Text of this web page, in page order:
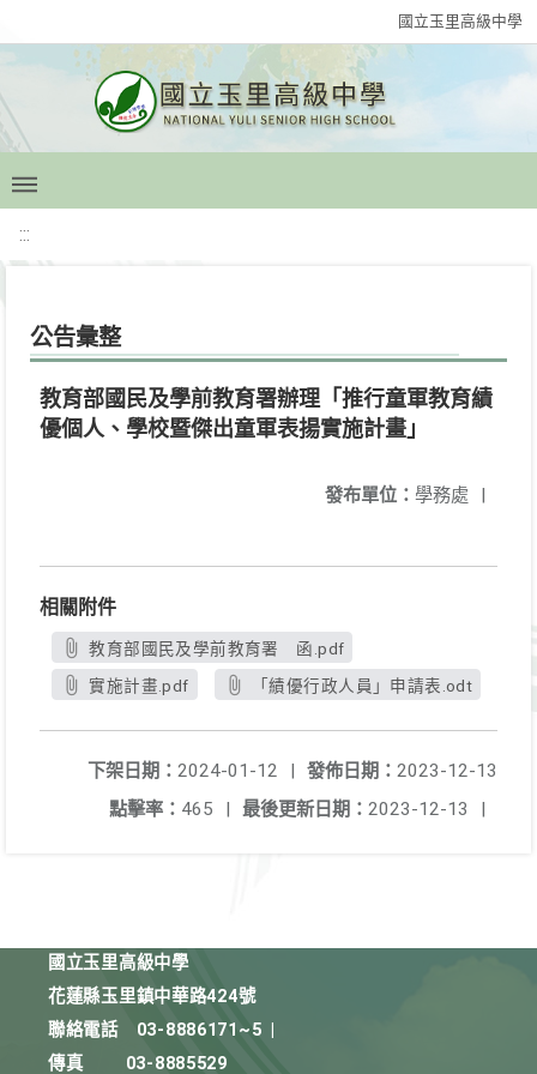
國立玉里高級中學
:::
公告彙整
教育部國民及學前教育署辦理「推行童軍教育績
優個人、學校暨傑出童軍表揚實施計畫」
發布單位： 學務處 |
相關附件
教育部國民及學前教育署 函.pdf
實施計畫.pdf
「績優行政人員」申請表.odt
發佈日期： 2023-12-13
下架日期： 2024-01-12
|
最後更新日期： 2023-12-13 |
點擊率： 465 |
國立玉里高級中學
花蓮縣玉里鎮中華路424號
聯絡電話
03-8886171~5
傳真
03-8885529